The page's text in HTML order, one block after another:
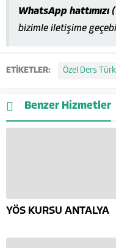
WhatsApp hattımızı
bizimle iletişime
ETİKETLER: Özel Ders
Benzer Hizmetler
YÖS KURSU ANTALYA